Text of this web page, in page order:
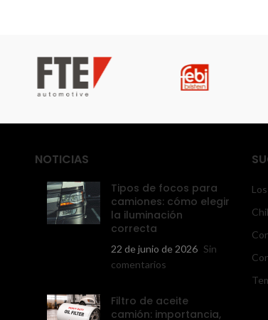
NOTICIAS
Tipos de focos para
camiones: cómo elegir
la iluminación
correcta
22 de junio de 2026 Sin
comentarios
Filtro de aceite
camión: importancia,